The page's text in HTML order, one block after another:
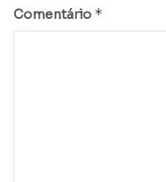
Comentário *